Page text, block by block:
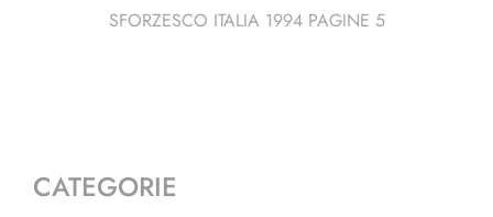
SFORZESCO ITALIA 1994 PAGINE 5
CATEGORIE